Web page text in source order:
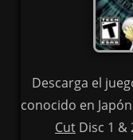
Descarga el
conocido en
Cut Disc 1 &